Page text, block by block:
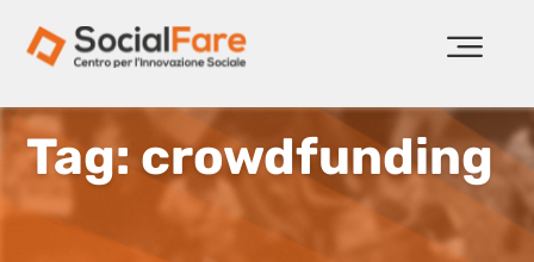
Tag: crowdfunding